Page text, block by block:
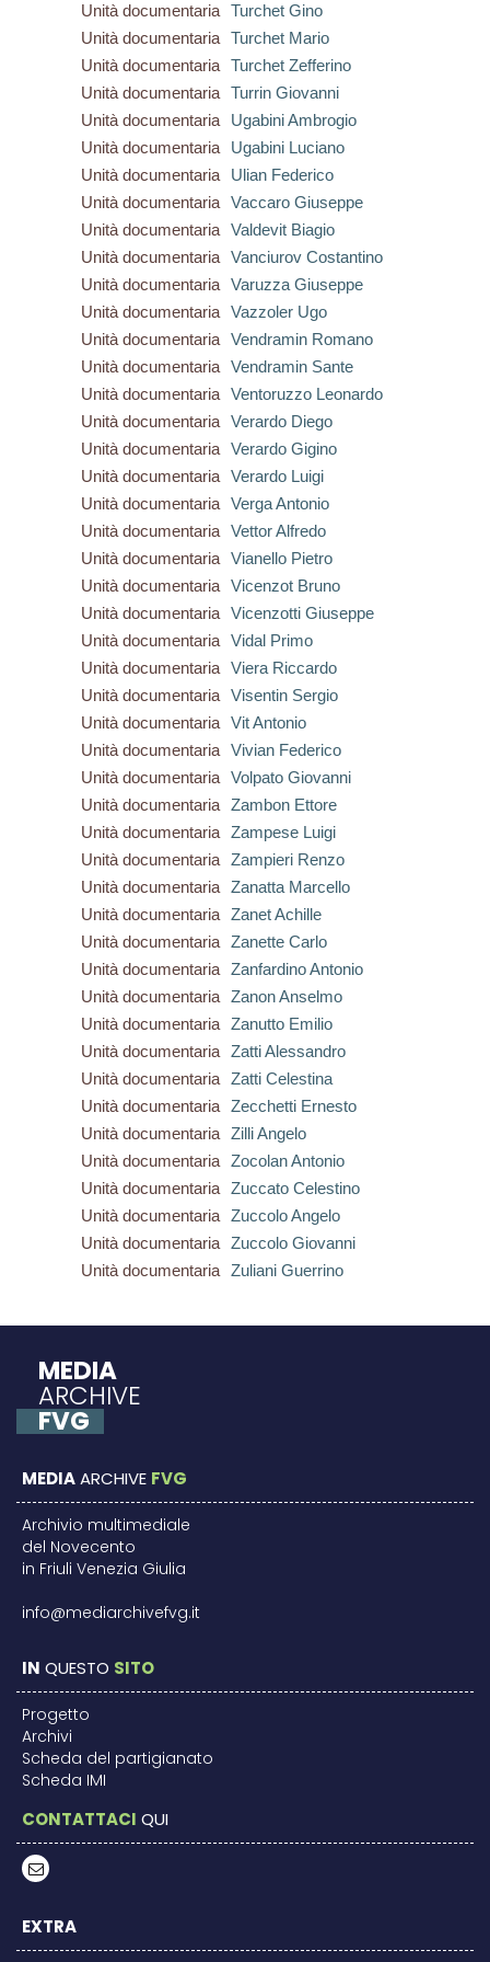
Unità documentaria Turchet Gino
Unità documentaria Turchet Mario
Unità documentaria Turchet Zefferino
Unità documentaria Turrin Giovanni
Unità documentaria
Ugabini Ambrogio
Unità documentaria
Ugabini Luciano
Unità documentaria
Ulian Federico
Unità documentaria Vaccaro Giuseppe
Unità documentaria Valdevit Biagio
Unità documentaria Vanciurov Costantino
Unità documentaria Varuzza Giuseppe
Unità documentaria Vazzoler Ugo
Unità documentaria Vendramin Romano
Unità documentaria Vendramin Sante
Unità documentaria Ventoruzzo Leonardo
Unità documentaria Verardo Diego
Unità documentaria Verardo Gigino
Unità documentaria Verardo Luigi
Unità documentaria Verga Antonio
Unità documentaria Vettor Alfredo
Unità documentaria Vianello Pietro
Unità documentaria Vicenzot Bruno
Unità documentaria Vicenzotti Giuseppe
Unità documentaria Vidal Primo
Unità documentaria Viera Riccardo
Unità documentaria Visentin Sergio
Unità documentaria Vit Antonio
Unità documentaria Vivian Federico
Unità documentaria Volpato Giovanni
Unità documentaria Zambon Ettore
Unità documentaria Zampese Luigi
Unità documentaria Zampieri Renzo
Unità documentaria Zanatta Marcello
Unità documentaria Zanet Achille
Unità documentaria Zanette Carlo
Unità documentaria Zanfardino Antonio
Unità documentaria Zanon Anselmo
Unità documentaria Zanutto Emilio
Unità documentaria Zatti Alessandro
Unità documentaria Zatti Celestina
Unità documentaria Zecchetti Ernesto
Unità documentaria Zilli Angelo
Unità documentaria Zocolan Antonio
Unità documentaria Zuccato Celestino
Unità documentaria Zuccolo Angelo
Unità documentaria Zuccolo Giovanni
Unità documentaria Zuliani Guerrino
MEDIA
ARCHIVE
FVG
MEDIAARCHIVE FVG
Archivio multimediale
del Novecento
in Friuli Venezia Giulia
info@mediarchivefvg.it
IN QUESTO SITO
Progetto
Archivi
Scheda del partigianato
Scheda IMI
CONTATTACI QUI
EXTRA